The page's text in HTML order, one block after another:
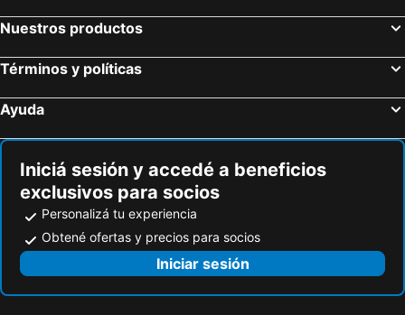
Nuestros productos
Términos y políticas
Ayuda
Iniciá sesión y accedé a beneficios
exclusivos para socios
Personalizá tu experiencia
Obtené ofertas y precios para socios
Iniciar sesión